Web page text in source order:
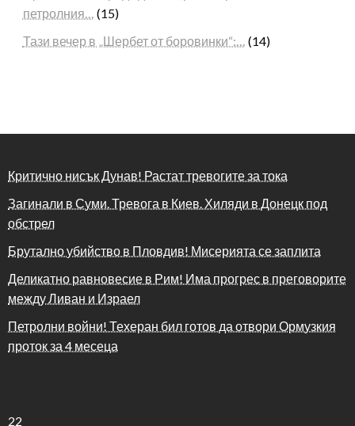
петролния… (15)
Тази вечер в „Шербет от боровинки“:… (14)
Критично нисък Дунав! Растат тревогите за тока
Загинали в Суми. Тревога в Киев. Хиляди в Донецк под
обстрел
Брутално убийство в Пловдив! Мисерията се заплита
Деликатно равновесие в Рим! Има прогрес в преговорите
между Ливан и Израел
Петролни войни! Техеран бил готов да отвори Ормузкия
проток за 4 месеца
22